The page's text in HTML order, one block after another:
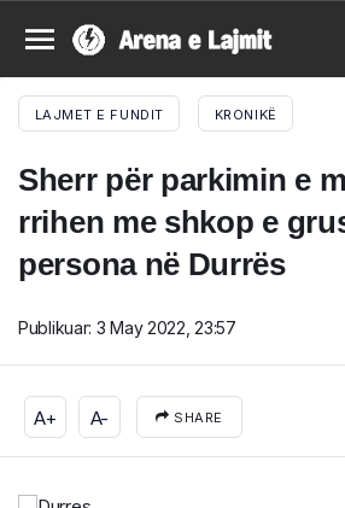
LAJMET E FUNDIT KRONIKË
Sherr për parkimin e
rrihen me shkop e
persona në Durrës
Publikuar: 3 May 2022, 23:57
A+ A- SHARE